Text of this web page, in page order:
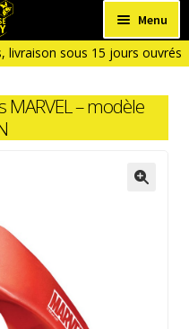
Menu
sous 15 jours ouvrés
MARVEL – modèle